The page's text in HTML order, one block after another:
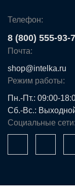
Телефон:
8 (800) 555-93-
Почта:
shop@intelka.ru
Режим работы:
Пн.-Пт.: 09:00-
Сб.-Вс.:
Социальные сети: